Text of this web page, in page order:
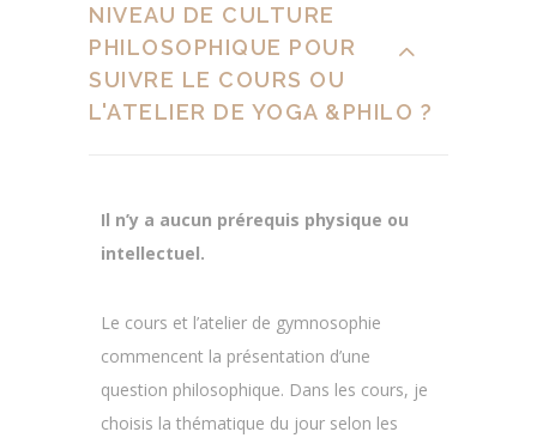
NIVEAU DE CULTURE
PHILOSOPHIQUE POUR
SUIVRE LE COURS OU
L'ATELIER DE YOGA &PHILO ?
Il n’y a aucun prérequis physique ou
intellectuel.
Le cours et l’atelier de gymnosophie
commencent la présentation d’une
question philosophique. Dans les cours, je
choisis la thématique du jour selon les